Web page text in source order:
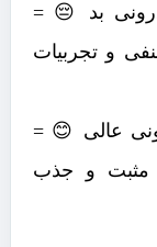
بد 😔 =
و تجربیات
عالی 😊 =
مثبت و جذب